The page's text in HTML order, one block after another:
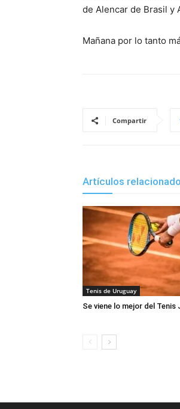
de Alencar de Brasil y
Mañana por lo tanto
Compartir
Artículos
Tenis de Uruguay
Se viene lo mejor del Tenis